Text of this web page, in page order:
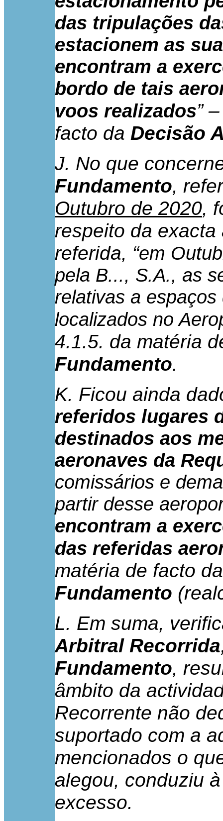
das tripulações
estacionem as
encontram a
bordo de tais
voos realizados”
facto da Decisão
J. No que
Fundamento,
Outubro de 2020,
respeito da
referida, “em
pela B..., S.A., as
relativas a
localizados no
4.1.5. da matéria
Fundamento.
K. Ficou ainda
referidos lugares
destinados aos
aeronaves da
comissários e
partir desse
encontram a
das referidas
matéria de facto
Fundamento
L. Em suma,
Arbitral Recorrida
Fundamento,
âmbito da
Recorrente não
suportado com a
mencionados o
alegou, conduziu
excesso.